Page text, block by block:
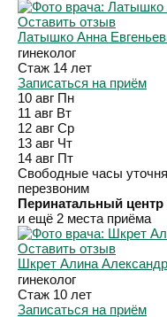
Оставить отзыв
Латышко Анна
гинеколог
Стаж 14 лет
Записаться на приём
10 авг Пн
11 авг Вт
12 авг Ср
13 авг Чт
14 авг Пт
Свободные часы
перезвоним
Перинатальный центр
и ещё 2 места приёма
Оставить отзыв
Шкрет Алина
гинеколог
Стаж 10 лет
Записаться на приём